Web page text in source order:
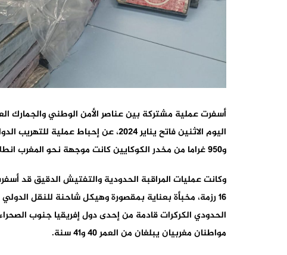
أسفرت عملية مشتركة بين عناصر الأمن الوطني والجمارك
و950 غراما من مخدر الكوكايين كانت موجهة نحو المغرب انطلاقا من الخارج.
وكانت عمليات المراقبة الحدودية والتفتيش الدقيق قد
16 رزمة، مخبأة بعناية بمقصورة وهيكل شاحنة للنقل
الحدودي الكركرات قادمة من إحدى دول إفريقيا جنوب
مواطنان مغربيان يبلغان من العمر 40 و41 سنة.